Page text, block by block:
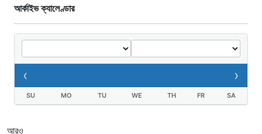
আর্কাইভ ক্যালেণ্ডার
‹ ›
SU MO TU WE TH FR SA
আরও